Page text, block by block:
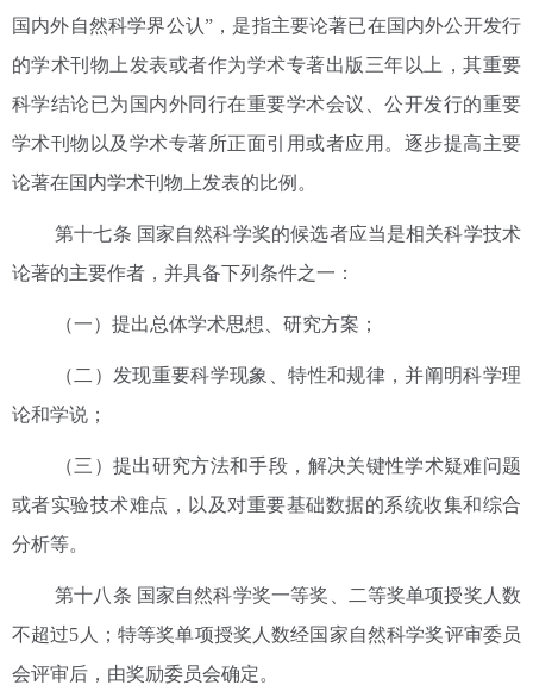
国内外自然科学界公认”，是指主要论著已在国内外公开发行
的学术刊物上发表或者作为学术专著出版三年以上，其重要
科学结论已为国内外同行在重要学术会议、公开发行的重要
学术刊物以及学术专著所正面引用或者应用。逐步提高主要
论著在国内学术刊物上发表的比例。
第十七条 国家自然科学奖的候选者应当是相关科学技术
论著的主要作者，并具备下列条件之一：
（一）提出总体学术思想、研究方案；
（二）发现重要科学现象、特性和规律，并阐明科学理
论和学说；
（三）提出研究方法和手段，解决关键性学术疑难问题
或者实验技术难点，以及对重要基础数据的系统收集和综合
分析等。
第十八条 国家自然科学奖一等奖、二等奖单项授奖人数
不超过5人；特等奖单项授奖人数经国家自然科学奖评审委员
会评审后，由奖励委员会确定。